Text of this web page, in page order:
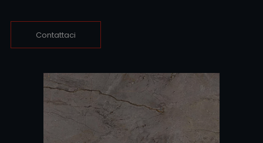
Contattaci